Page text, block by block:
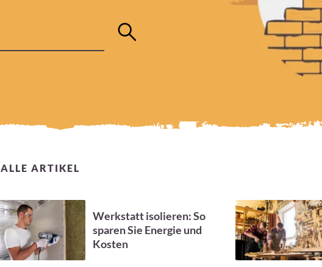
ALLE ARTIKEL
Werkstatt isolieren: So
sparen Sie Energie und
Kosten